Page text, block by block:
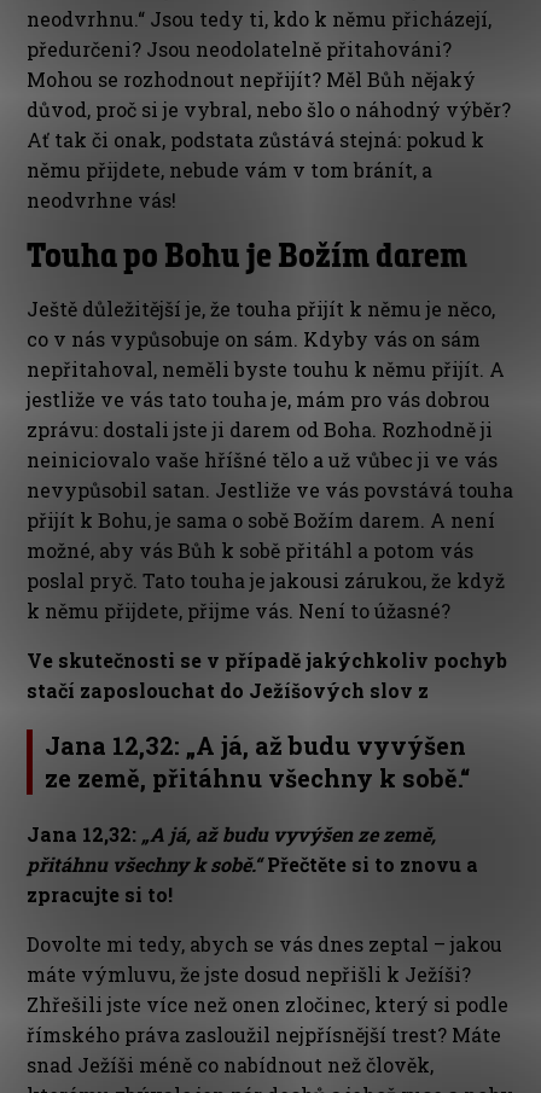
neodvrhnu.“ Jsou tedy ti, kdo k němu přicházejí,
předurčeni? Jsou neodolatelně přitahováni?
Mohou se rozhodnout nepřijít? Měl Bůh nějaký
důvod, proč si je vybral, nebo šlo o náhodný výběr?
Ať tak či onak, podstata zůstává stejná: pokud k
němu přijdete, nebude vám v tom bránít, a
neodvrhne vás!
Touha po Bohu je Božím darem
Ještě důležitější je, že touha přijít k němu je něco,
co v nás vypůsobuje on sám. Kdyby vás on sám
nepřitahoval, neměli byste touhu k němu přijít. A
jestliže ve vás tato touha je, mám pro vás dobrou
zprávu: dostali jste ji darem od Boha. Rozhodně ji
neiniciovalo vaše hříšné tělo a už vůbec ji ve vás
nevypůsobil satan. Jestliže ve vás povstává touha
přijít k Bohu, je sama o sobě Božím darem. A není
možné, aby vás Bůh k sobě přitáhl a potom vás
poslal pryč. Tato touha je jakousi zárukou, že když
k němu přijdete, přijme vás. Není to úžasné?
Ve skutečnosti se v případě jakýchkoliv pochyb
stačí zaposlouchat do Ježíšových slov z
Jana 12,32: „A já, až budu vyvýšen
ze země, přitáhnu všechny k sobě.“
Jana 12,32: „A já, až budu vyvýšen ze země,
přitáhnu všechny k sobě.“Přečtěte si to znovu a
zpracujte si to!
Dovolte mi tedy, abych se vás dnes zeptal – jakou
máte výmluvu, že jste dosud nepřišli k Ježíši?
Zhřešili jste více než onen zločinec, který si podle
římského práva zasloužil nejpřísnější trest? Máte
snad Ježíši méně co nabídnout než člověk,